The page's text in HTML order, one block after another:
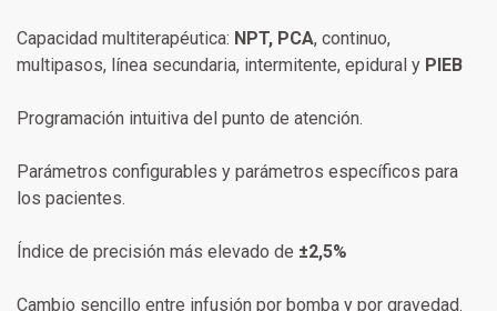
Capacidad multiterapéutica: NPT, PCA, continuo,
multipasos, línea secundaria, intermitente, epidural y PIEB
Programación intuitiva del punto de atención.
Parámetros configurables y parámetros específicos para
los pacientes.
Índice de precisión más elevado de ±2,5%
Cambio sencillo entre infusión por bomba y por gravedad.